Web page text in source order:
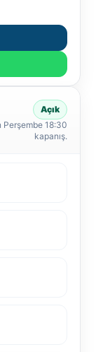
Açık
Perşembe 18:30
kapanış.